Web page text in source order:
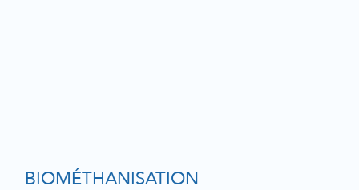
BIOMÉTHANISATION